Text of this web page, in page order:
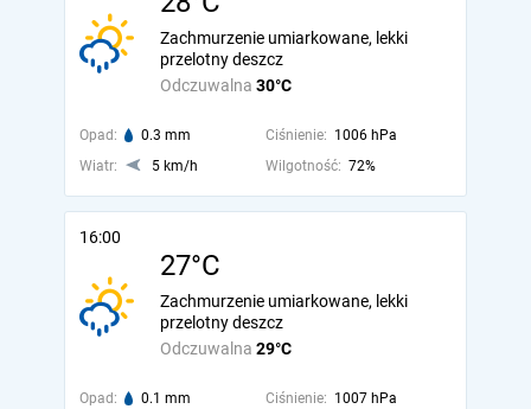
Odczuwalna 30°C
Zachmurzenie umiarkowane, lekki
przelotny deszcz
Opad: 0.3 mm Ciśnienie: 1006 hPa
Wiatr:
5 km/h Wilgotność: 72%
16:00
27°C
Odczuwalna 29°C
Zachmurzenie umiarkowane, lekki
przelotny deszcz
Opad: 0.1 mm Ciśnienie: 1007 hPa